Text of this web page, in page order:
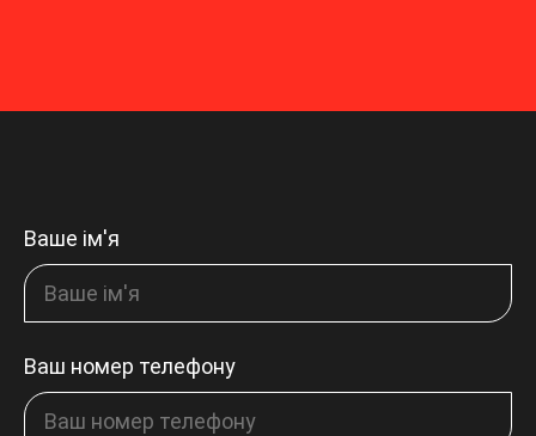
Ваше ім'я
Ваш номер телефону